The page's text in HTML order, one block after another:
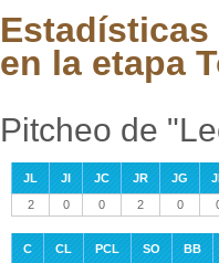
Estadísticas
en la etapa
Pitcheo de
JL JI JC JR JG
2
0 0 2 0
C CL PCL SO
BB